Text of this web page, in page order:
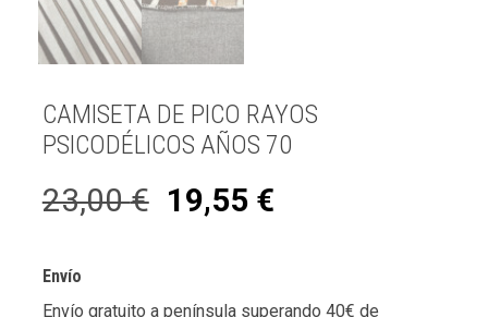
CAMISETA DE PICO RAYOS
PSICODÉLICOS AÑOS 70
23,00€ 19,55 €
Envío
Envío gratuito a península superando 40€ de